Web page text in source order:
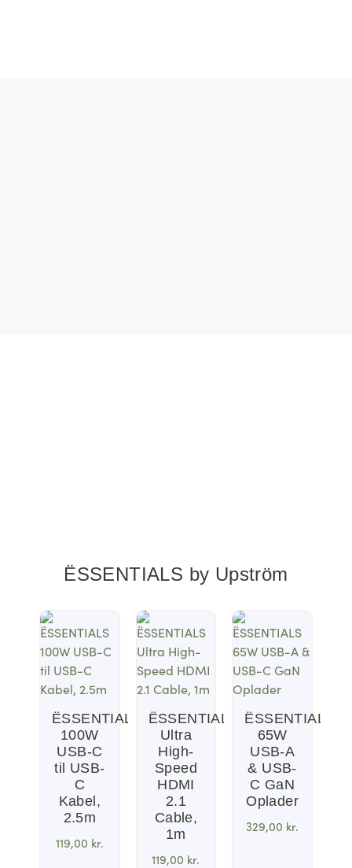
ËSSENTIALS by Upström
ËSSENTIALS
100W
USB-C
til USB-
C
Kabel,
2.5m
119,00 kr.
ËSSENTIALS
Ultra
High-
Speed
HDMI
2.1
Cable,
1m
119,00 kr.
ËSSENTIALS
65W
USB-A
& USB-
C GaN
Oplader
329,00 kr.